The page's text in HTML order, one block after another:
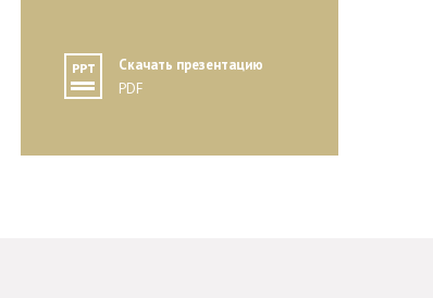
Скачать презентацию
PDF